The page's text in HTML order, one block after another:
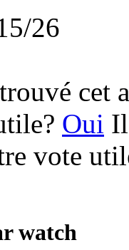
26
cet
Oui
vote
watch